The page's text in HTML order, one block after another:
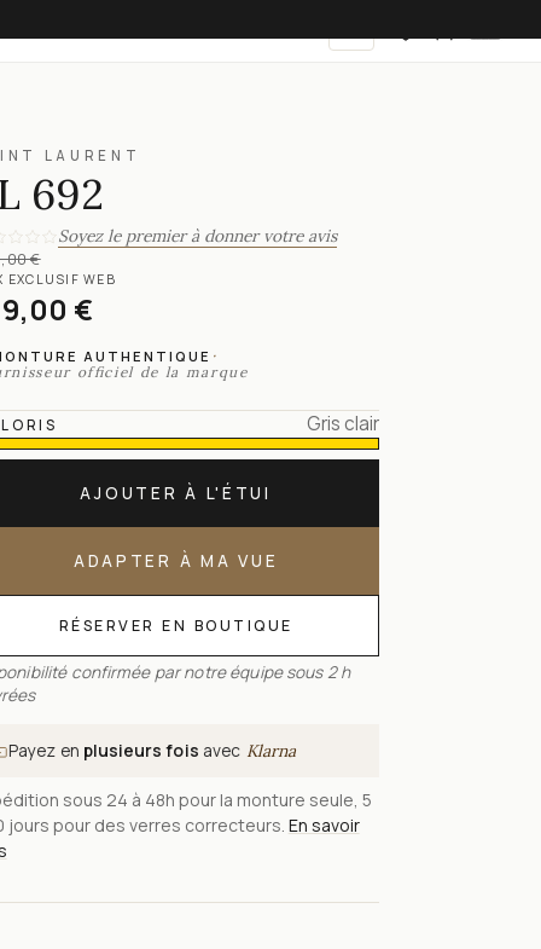
LAURENT
692
Soyez le premier à donner votre avis
€
EXCLUSIF WEB
€
AUTHENTIQUE ·
officiel de la marque
Gris clair
AJOUTER À L'ÉTUI
ADAPTER À MA VUE
RÉSERVER EN BOUTIQUE
confirmée par notre équipe sous 2 h
Payez en plusieurs fois avec Klarna
sous 24 à 48h pour la monture seule, 5
jours pour des verres correcteurs. En savoir